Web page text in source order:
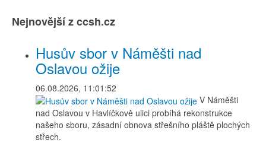
Nejnovější z ccsh.cz
Husův sbor v Náměšti nad
Oslavou ožije
06.08.2026, 11:01:52
V Náměšti
nad Oslavou v Havlíčkově ulici probíhá rekonstrukce
našeho sboru, zásadní obnova střešního pláště plochých
střech.